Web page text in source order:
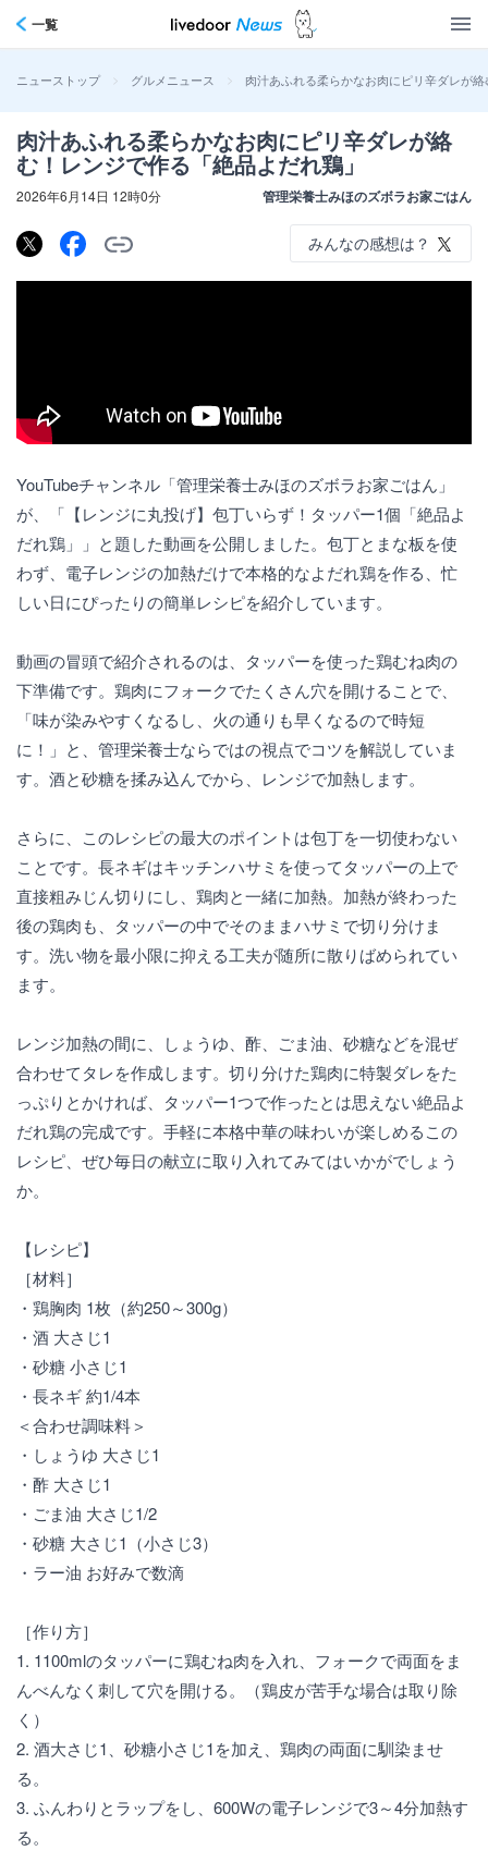
一覧
ニューストップ > グルメニュース > 肉汁あふれる柔らかなお肉にピリ辛ダレが
肉汁あふれる柔らかなお肉にピリ辛ダレが絡
む！レンジで作る「絶品よだれ鶏」
2026年6月14日 12時0分 管理栄養士みほのズボラお家ごはん
みんなの感想は？
YouTubeチャンネル「管理栄養士みほのズボラお家ごはん」
が、「【レンジに丸投げ】包丁いらず！タッパー1個「絶品よ
だれ鶏」」と題した動画を公開しました。包丁とまな板を使
わず、電子レンジの加熱だけで本格的なよだれ鶏を作る、忙
しい日にぴったりの簡単レシピを紹介しています。
動画の冒頭で紹介されるのは、タッパーを使った鶏むね肉の
下準備です。鶏肉にフォークでたくさん穴を開けることで、
「味が染みやすくなるし、火の通りも早くなるので時短
に！」と、管理栄養士ならではの視点でコツを解説していま
す。酒と砂糖を揉み込んでから、レンジで加熱します。
さらに、このレシピの最大のポイントは包丁を一切使わない
ことです。長ネギはキッチンハサミを使ってタッパーの上で
直接粗みじん切りにし、鶏肉と一緒に加熱。加熱が終わった
後の鶏肉も、タッパーの中でそのままハサミで切り分けま
す。洗い物を最小限に抑える工夫が随所に散りばめられてい
ます。
レンジ加熱の間に、しょうゆ、酢、ごま油、砂糖などを混ぜ
合わせてタレを作成します。切り分けた鶏肉に特製ダレをた
っぷりとかければ、タッパー1つで作ったとは思えない絶品よ
だれ鶏の完成です。手軽に本格中華の味わいが楽しめるこの
レシピ、ぜひ毎日の献立に取り入れてみてはいかがでしょう
か。
【レシピ】
［材料］
・鶏胸肉 1枚（約250～300g）
・酒 大さじ1
・砂糖 小さじ1
・長ネギ 約1/4本
＜合わせ調味料＞
・しょうゆ 大さじ1
・酢 大さじ1
・ごま油 大さじ1/2
・砂糖 大さじ1（小さじ3）
・ラー油 お好みで数滴
［作り方］
1. 1100mlのタッパーに鶏むね肉を入れ、フォークで両面をま
んべんなく刺して穴を開ける。（鶏皮が苦手な場合は取り除
く）
2. 酒大さじ1、砂糖小さじ1を加え、鶏肉の両面に馴染ませ
る。
3. ふんわりとラップをし、600Wの電子レンジで3～4分加熱す
る。